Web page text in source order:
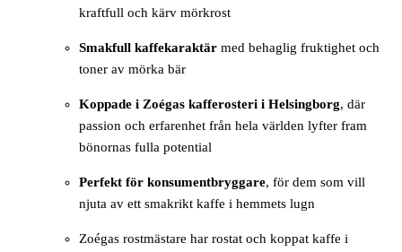
kraftfull och kärv mörkrost
Smakfull kaffekaraktär med behaglig fruktighet och
toner av mörka bär
Koppade i Zoégas kafferosteri i Helsingborg, där
passion och erfarenhet från hela världen lyfter fram
bönornas fulla potential
Perfekt för konsumentbryggare, för dem som vill
njuta av ett smakrikt kaffe i hemmets lugn
Zoégas rostmästare har rostat och koppat kaffe i